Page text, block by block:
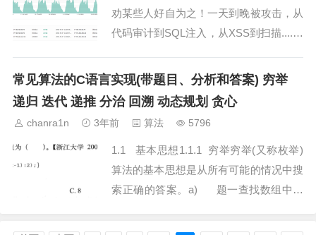
劝某些人好自为之！一天到晚被攻击，从
代码审计到SQL注入，从XSS到扫描....没
建个网站分享知识，还得被迫学习信息安
全。。。真的是全方位，不同方面来提高
我在信息安全方面的认识和理解。近期收
到一个邮件，简单分析发现问题，发件方
没...
常见算法的C语言实现(带题目、分析和答案) 穷举
递归 迭代 递推 分治 回溯 动态规划 贪心
chanra1n 3年前 算法 5796
1.1 基本思想1.1.1 穷举穷举(又称枚举)
算法的基本思想是从所有可能的情况中搜
索正确的答案。a) 题一查找数组中的
给定一个包含 n 个整数的数组和一个目标